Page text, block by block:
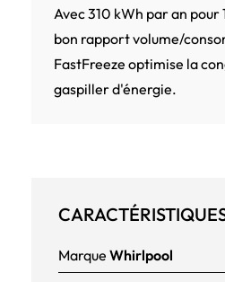
Avec 310 kWh par an pour
bon rapport volume/
FastFreeze optimise la
gaspiller d'énergie.
Marque Whirlpool